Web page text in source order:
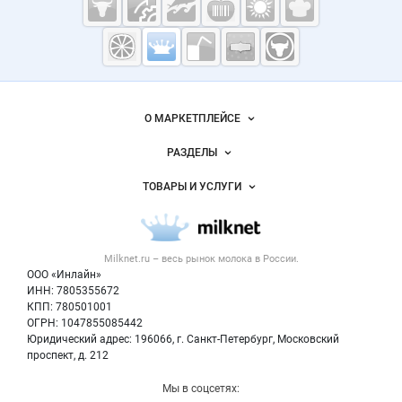
Молочная
промышленность
Milknet.ru
Важные разделы и контакты
Milknet.ru – весь рынок молокав России.
ООО «Инлайн»
ИНН: 7805355672
КПП: 780501001
ОГРН: 1047855085442
Юридический адрес: 196066, г. Санкт-Петербург, Московский
проспект, д. 212
Навигация по сайтуО МАРКЕТПЛЕЙСЕ
Размещение рекламы
Публичная оферта
Контактная информация
Политика обработки персональных данных
РАЗДЕЛЫ
Новости рынка
ТОВАРЫ И УСЛУГИ
Молочная продукция
Вторичное сырье
Оборудование
Мы в соцсетях: